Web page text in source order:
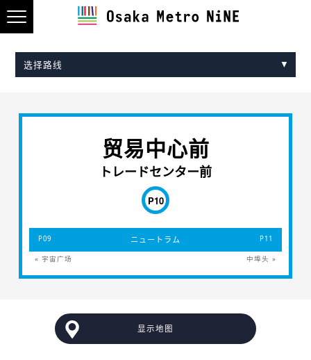
选择路线
贸易中心前
トレードセンター前
P10
P09 ニュートラム P11
« 宇宙广场 中埠头 »
显示地图